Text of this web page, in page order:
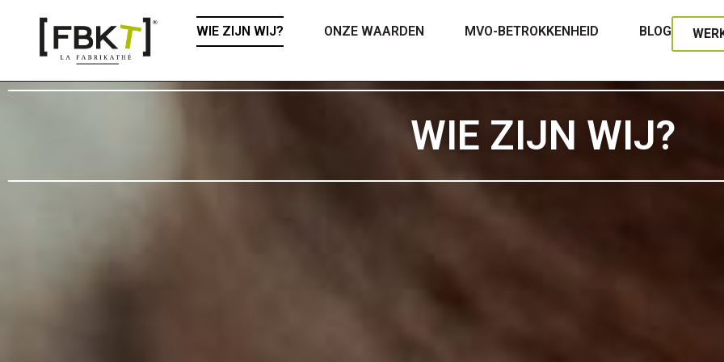
WIE ZIJN WIJ? ONZE WAARDEN MVO-BETROKKENHEID BLOG
WIE ZIJN WIJ?